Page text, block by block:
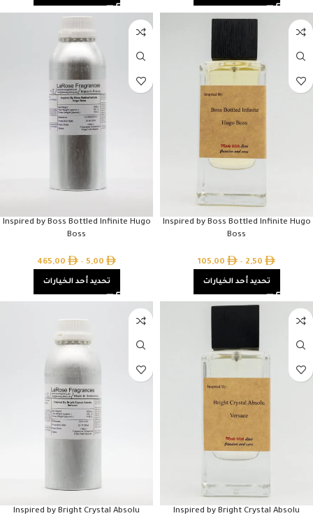
Inspired by Boss Bottled Infinite Hugo
Boss
2,50
–
105,00
تحديد أحد الخيارات
Inspired by Boss Bottled Infinite Hugo
Boss
5,00
–
465,00
تحديد أحد الخيارات
Inspired by Bright Crystal Absolu
Inspired by Bright Crystal Absolu